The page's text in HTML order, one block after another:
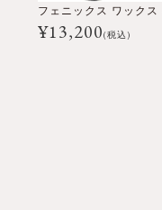
¥13,200(税込)